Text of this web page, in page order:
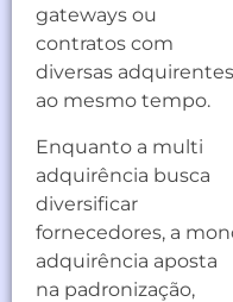
gateways ou
contratos com
diversas adquirentes
ao mesmo tempo.
Enquanto a multi
adquirência busca
diversificar
fornecedores, a
adquirência aposta
na padronização,